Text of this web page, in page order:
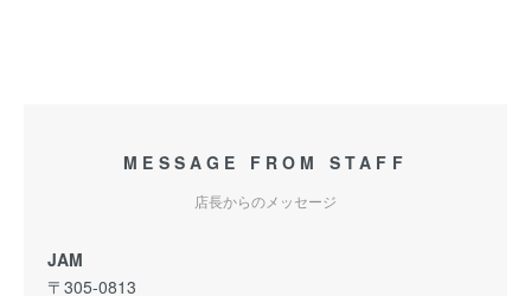
MESSAGE FROM STAFF
店長からのメッセージ
JAM
〒305-0813